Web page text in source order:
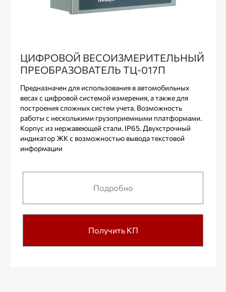
ЦИФРОВОЙ ВЕСОИЗМЕРИТЕЛЬНЫЙ
ПРЕОБРАЗОВАТЕЛЬ ТЦ-017П
Предназначен для использования в автомобильных
весах с цифровой системой измерения, а также для
построения сложных систем учета. Возможность
работы с несколькими грузоприемными платформами.
Корпус из нержавеющей стали. IP65. Двухстрочный
индикатор ЖК с возможностью вывода текстовой
информации
Подробно
Получить КП